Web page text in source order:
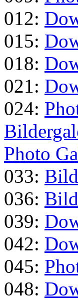
012:
015:
018:
021:
024:
Photo
033:
036:
039:
042:
045:
048: